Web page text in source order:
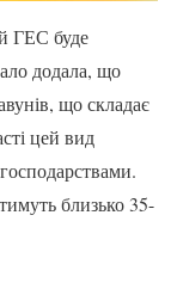
ГЕС буде
додала, що
що складає
цей вид
близько 35-